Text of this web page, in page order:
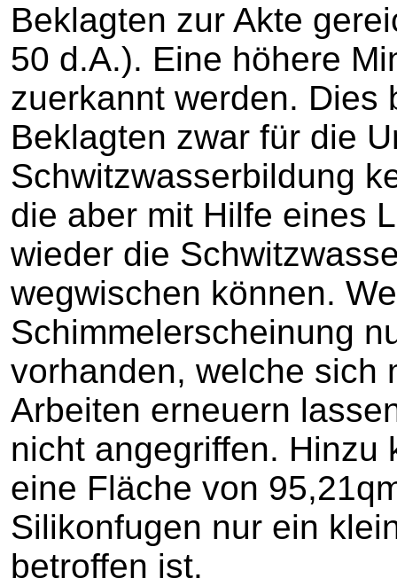
Beklagten zur Akte
50 d.A.). Eine höhere
zuerkannt werden. Dies
Beklagten zwar für die
Schwitzwasserbildung
die aber mit Hilfe eines
wieder die
wegwischen können.
Schimmelerscheinung
vorhanden, welche sich
Arbeiten erneuern
nicht angegriffen. Hinzu
eine Fläche von
Silikonfugen nur ein
betroffen ist.